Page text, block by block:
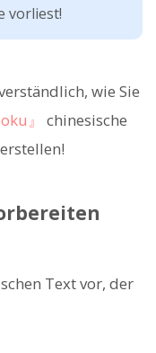
vorliest!
wie Sie
』
chinesische
Text vor, der